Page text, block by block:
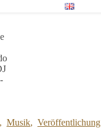
, Musik, Veröffentlichung